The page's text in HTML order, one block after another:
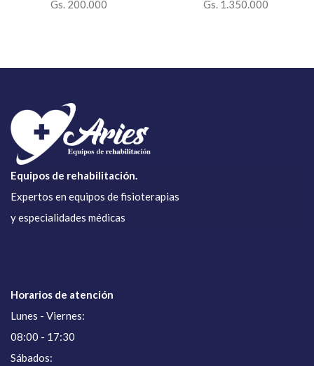
Gs. 200.000 Gs. 1.350.000
Equipos de rehabilitación.
Expertos en equipos de fisioterapias
y especialidades médicas
Horarios de atención
Lunes - Viernes:
08:00 - 17:30
Sábados: